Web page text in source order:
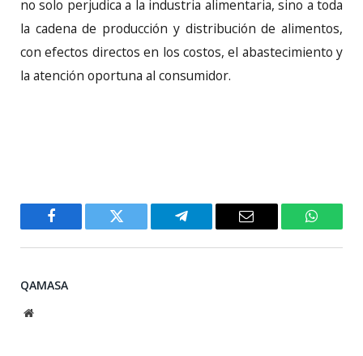
no solo perjudica a la industria alimentaria, sino a toda
la cadena de producción y distribución de alimentos,
con efectos directos en los costos, el abastecimiento y
la atención oportuna al consumidor.
Facebook Twitter Telegram Email
QAMASA
Website